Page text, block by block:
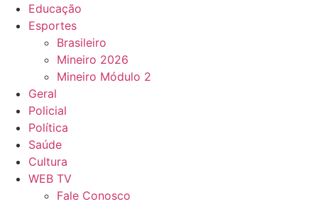
Educação
Esportes
Brasileiro
Mineiro 2026
Mineiro Módulo 2
Geral
Policial
Política
Saúde
Cultura
WEB TV
Fale Conosco